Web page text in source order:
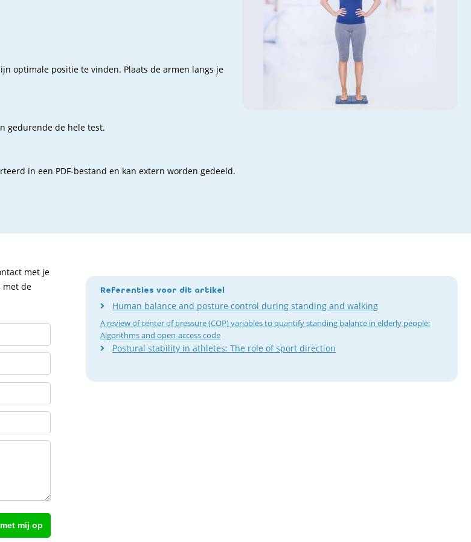
optimale positie te vinden. Plaats de armen langs je
gedurende de hele test.
in een PDF-bestand en kan extern worden gedeeld.
met je
met de
Referenties voor dit artikel
Human balance and posture control during standing and walking
A review of center of pressure (COP) variables to quantify standing balance in elderly people:
Algorithms and open-access code
Postural stability in athletes: The role of sport direction